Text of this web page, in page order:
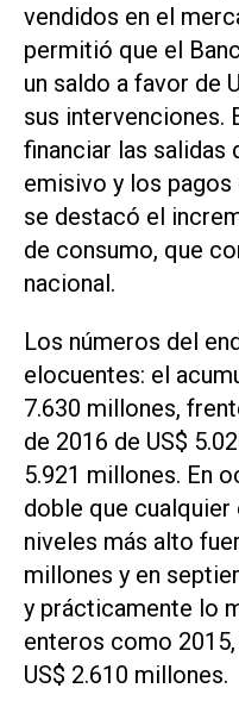
vendidos en el
permitió que el
un saldo a favor de
sus intervenciones.
financiar las salidas
emisivo y los
se destacó el
de consumo, que
nacional.
Los números del
elocuentes: el
7.630 millones,
de 2016 de US$
5.921 millones. En
doble que
niveles más alto
millones y en
y prácticamente lo
enteros como
US$ 2.610 millones.